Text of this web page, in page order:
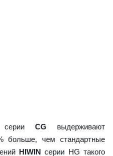
серии CG выдерживают
больше, чем стандартные
HIWIN серии HG такого